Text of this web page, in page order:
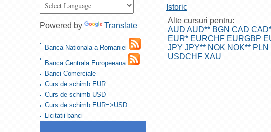
Istoric
Alte cursuri pentru:
AUD AUD** BGN CAD CAD*
EUR* EURCHF EURGBP
JPY JPY** NOK NOK** PLN
USDCHF XAU
Powered by Translate
Banca Nationala a Romaniei
Banca Centrala Europeeana
Banci Comerciale
Curs de schimb EUR
Curs de schimb USD
Curs de schimb EUR=>USD
Licitatii banci